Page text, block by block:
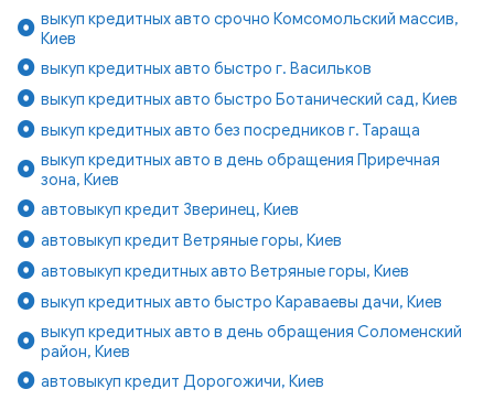
выкуп кредитных авто срочно Комсомольский массив,
Киев
выкуп кредитных авто быстро г. Васильков
выкуп кредитных авто быстро Ботанический сад, Киев
выкуп кредитных авто без посредников г. Тараща
выкуп кредитных авто в день обращения Приречная
зона, Киев
автовыкуп кредит Зверинец, Киев
автовыкуп кредит Ветряные горы, Киев
автовыкуп кредитных авто Ветряные горы, Киев
выкуп кредитных авто быстро Караваевы дачи, Киев
выкуп кредитных авто в день обращения Соломенский
район, Киев
автовыкуп кредит Дорогожичи, Киев